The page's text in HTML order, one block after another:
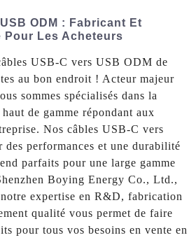
ODM : Fabricant Et
Pour Les Acheteurs
USB-C vers USB ODM de
au bon endroit ! Acteur majeur
sommes spécialisés dans la
de gamme répondant aux
Nos câbles USB-C vers
des performances et une durabilité
parfaits pour une large gamme
Boying Energy Co., Ltd.,
expertise en R&D, fabrication
qualité vous permet de faire
pour tous vos besoins en vente en